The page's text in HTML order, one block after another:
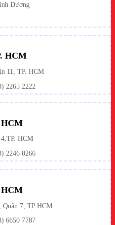
Dương
HCM
11, TP. HCM
2265 2222
HCM
HCM
2246 0266
HCM
Quận 7, TP HCM
6650 7787